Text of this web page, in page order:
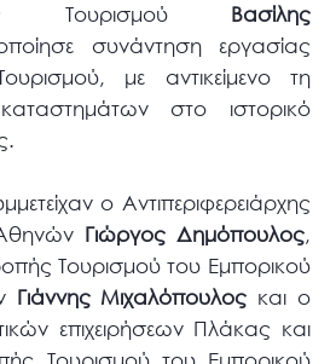
Τουρισμού Βασίλης
συνάντηση εργασίας
με αντικείμενο τη
στο ιστορικό
ο Αντιπεριφερειάρχης
Γιώργος Δημόπουλος,
Τουρισμού του Εμπορικού
Γιάννης Μιχαλόπουλος και ο
επιχειρήσεων Πλάκας και